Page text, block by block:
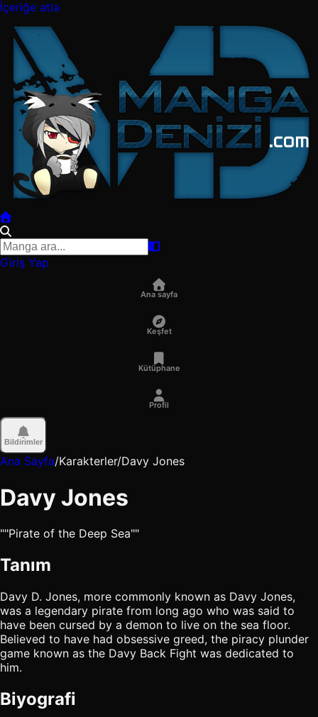
İçeriğe atla
Giriş Yap
Ana sayfa
Keşfet
Kütüphane
Profil
Bildirimler
Ana Sayfa/Karakterler/Davy Jones
Davy Jones
""Pirate of the Deep Sea""
Tanım
Davy D. Jones, more commonly known as Davy Jones,
was a legendary pirate from long ago who was said to
have been cursed by a demon to live on the sea floor.
Believed to have had obsessive greed, the piracy plunder
game known as the Davy Back Fight was dedicated to
him.
Biyografi